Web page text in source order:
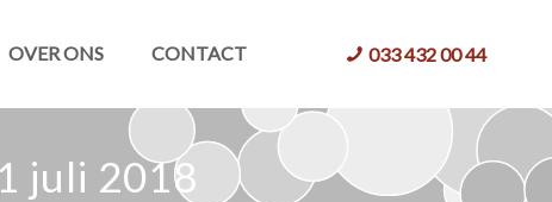
OVER ONS CONTACT 033 432 00 44
juli 2018